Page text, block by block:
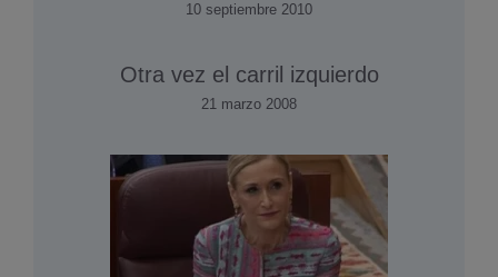
10 septiembre 2010
Otra vez el carril izquierdo
21 marzo 2008